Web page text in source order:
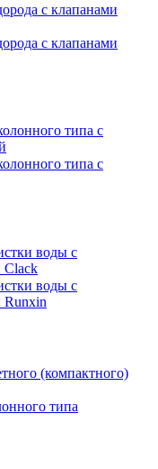
с клапанами
с клапанами
типа с
типа с
воды с
Clack
воды с
(компактного)
типа